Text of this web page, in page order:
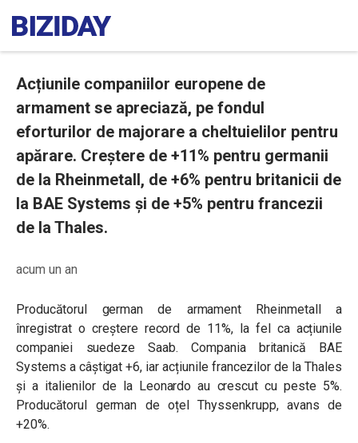
Acțiunile companiilor europene de
armament se apreciază, pe fondul
eforturilor de majorare a cheltuielilor pentru
apărare. Creștere de +11% pentru germanii
de la Rheinmetall, de +6% pentru britanicii de
la BAE Systems și de +5% pentru francezii
de la Thales.
acum un an
Producătorul german de armament Rheinmetall a
înregistrat o creștere record de 11%, la fel ca acțiunile
companiei suedeze Saab. Compania britanică BAE
Systems a câștigat +6, iar acțiunile francezilor de la Thales
și a italienilor de la Leonardo au crescut cu peste 5%.
Producătorul german de oțel Thyssenkrupp, avans de
+20%.